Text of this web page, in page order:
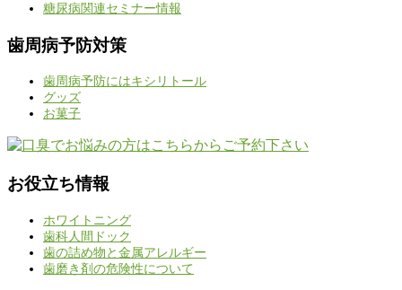
糖尿病関連セミナー情報
歯周病予防対策
歯周病予防にはキシリトール
グッズ
お菓子
お役立ち情報
ホワイトニング
歯科人間ドック
歯の詰め物と金属アレルギー
歯磨き剤の危険性について